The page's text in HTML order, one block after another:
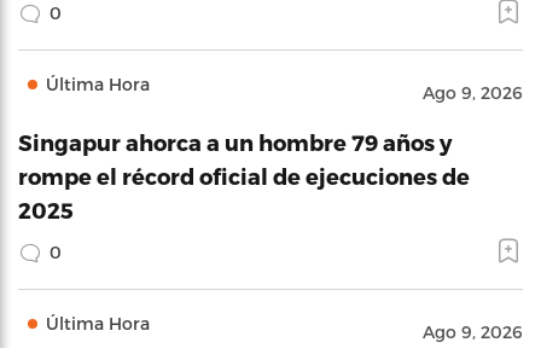
0
Última Hora Ago 9, 2026
Singapur ahorca a un hombre 79 años y
rompe el récord oficial de ejecuciones de
2025
0
Última Hora Ago 9, 2026